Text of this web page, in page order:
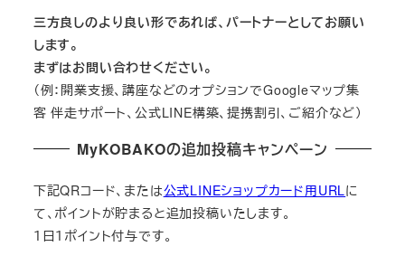
三方良しのより良い形であれば、パートナーとしてお願い
します。
まずはお問い合わせください。
（例：開業支援、講座などのオプションでGoogleマップ集
客 伴走サポート、公式LINE構築、提携割引、ご紹介など）
MyKOBAKOの追加投稿キャンペーン
下記QRコード、または公式LINEショップカード用URLに
て、ポイントが貯まると追加投稿いたします。
１日１ポイント付与です。